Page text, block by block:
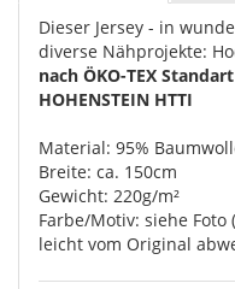
Dieser Jersey - in
diverse Nähprojekte:
nach ÖKO-TEX
HOHENSTEIN HTTI
Material: 95%
Breite: ca. 150cm
Gewicht: 220g/m²
Farbe/Motiv: siehe
leicht vom Original